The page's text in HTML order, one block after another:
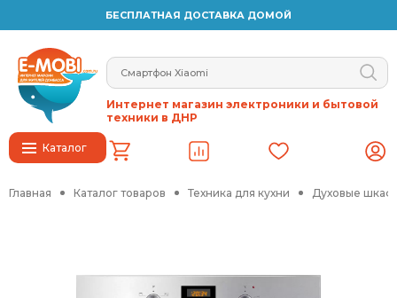
БЕСПЛАТНАЯ ДОСТАВКА ДОМОЙ
Каталог
Интернет магазин электроники и бытовой
техники в ДНР
Главная Каталог товаров Техника для кухни Духовые